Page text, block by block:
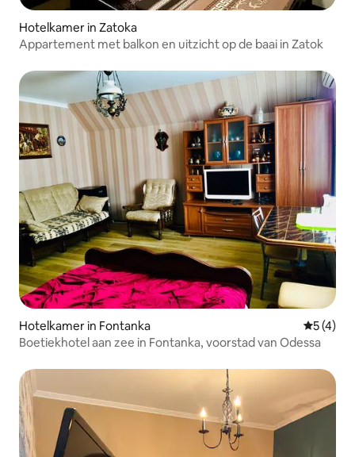
Hotelkamer in Zatoka
Appartement met balkon en uitzicht op de baai in Zatok
Hotelkamer in Fontanka
5 (4)
Boetiekhotel aan zee in Fontanka, voorstad van Odessa